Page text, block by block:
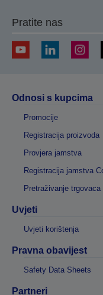
Pratite nas
Odnosi s kupcima
Promocije
Registracija proizvoda
Provjera jamstva
Registracija jamstva
Pretraživanje trgovaca
Uvjeti
Uvjeti korištenja
Pravna obavijest
Safety Data Sheets
Partneri